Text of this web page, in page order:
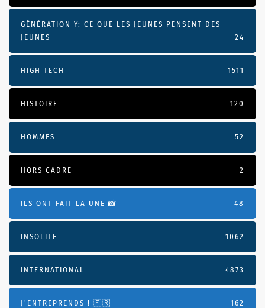
GÉNÉRATION Y: CE QUE LES JEUNES PENSENT DES
JEUNES
24
HIGH TECH 1511
HISTOIRE 120
HOMMES 52
HORS CADRE 2
ILS ONT FAIT LA UNE 📸 48
INSOLITE 1062
INTERNATIONAL 4873
J'ENTREPRENDS ! 🇫🇷 162